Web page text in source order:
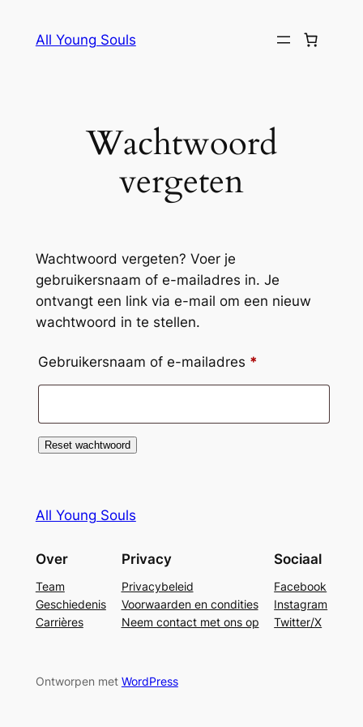
All Young Souls
Wachtwoord
vergeten
Wachtwoord vergeten? Voer je
gebruikersnaam of e-mailadres in. Je
ontvangt een link via e-mail om een nieuw
wachtwoord in te stellen.
Gebruikersnaam of e-mailadres *
Reset wachtwoord
All Young Souls
Over
Team
Geschiedenis
Carrières
Privacy
Privacybeleid
Voorwaarden en condities
Neem contact met ons op
Sociaal
Facebook
Instagram
Twitter/X
Ontworpen met WordPress